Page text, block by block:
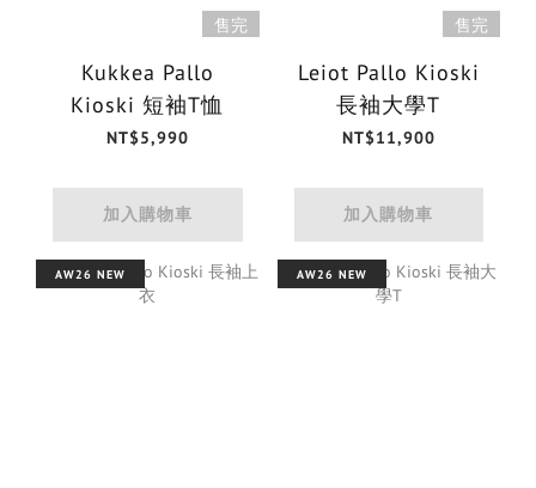
售完
Kukkea Pallo
Kioski 短袖T恤
NT$5,990
加入購物車
售完
Leiot Pallo Kioski
長袖大學T
NT$11,900
加入購物車
AW26 NEW AW26 NEW